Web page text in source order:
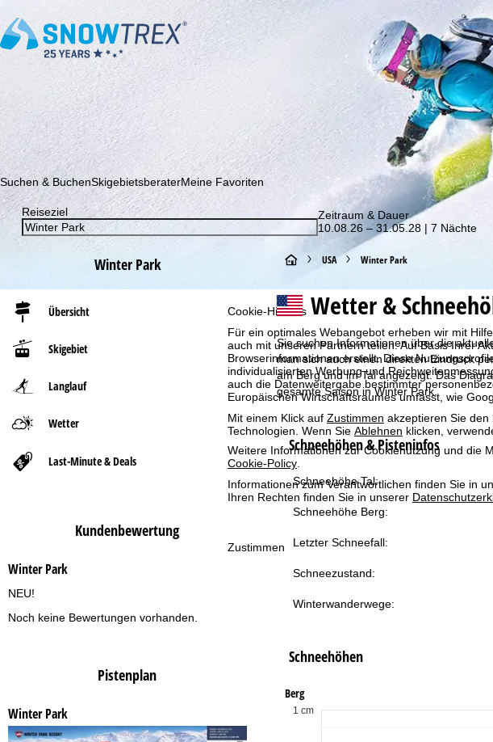
Cookie-Hinweis
Für ein optimales Webangebot erheben wir mit
auch mit unseren Partnern teilen. Auf Basis Ihrer
Browserinformationen erstellt. Diese
individualisierten Werbung und
auch die Datenweitergabe bestimmter
Europäischen Wirtschaftsraumes umfasst, wie
Mit einem Klick auf Zustimmen akzeptieren Sie den
Technologien. Wenn Sie Ablehnen klicken,
Weitere Informationen zur Cookienutzung und die
Cookie-Policy.
Informationen zum Verantwortlichen finden Sie in
Ihren Rechten finden Sie in unserer
Zustimmen
Abonnieren Sie unseren Newsletter und erfahren Sie als Erster von unseren Rabatt-
Suchen & BuchenSkigebietsberaterMeine Favoriten
Reiseziel
Zeitraum & Dauer
10.08.26 – 31.05.28 | 7 Nächte
Winter Park
Übersicht
Skigebiet
Langlauf
Wetter
Last-Minute & Deals
Kundenbewertung
Winter Park
NEU!
Noch keine Bewertungen vorhanden.
Pistenplan
Winter Park
S
t
r
t
s
e
i
USA Winter Park
Wetter &
Sie suchen Informationen über die
man sich auch einen direkten Eindruck
am Berg und im Tal angezeigt. Das
gesamte Saison in Winter Park.
Schneehöhen & Pisteninfos
Schneehöhe Tal:
Schneehöhe Berg:
Letzter Schneefall:
Schneezustand:
Winterwanderwege:
Schneehöhen
Berg
1 cm